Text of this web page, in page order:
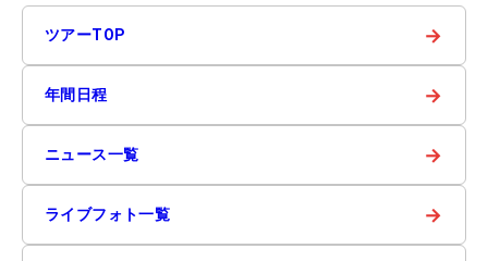
ツアーTOP →
年間日程 →
ニュース一覧 →
ライブフォト一覧 →